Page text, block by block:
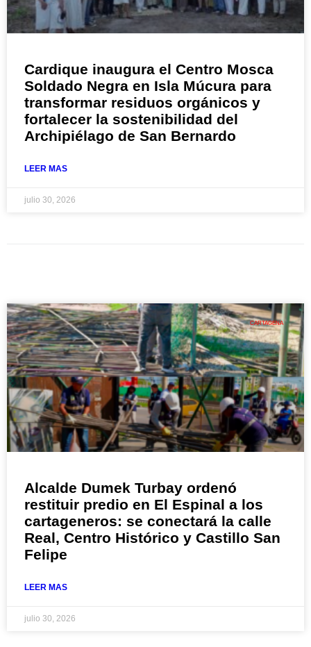
Cardique inaugura el Centro Mosca
Soldado Negra en Isla Múcura para
transformar residuos orgánicos y
fortalecer la sostenibilidad del
Archipiélago de San Bernardo
LEER MAS
julio 30, 2026
CARTAGENA
Alcalde Dumek Turbay ordenó
restituir predio en El Espinal a los
cartageneros: se conectará la calle
Real, Centro Histórico y Castillo San
Felipe
LEER MAS
julio 30, 2026